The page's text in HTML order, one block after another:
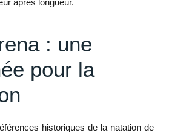
: une
pour la
historiques de la natation de